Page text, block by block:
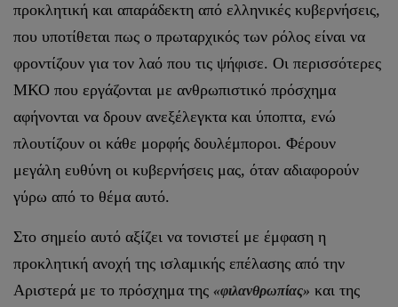
προκλητική και απαράδεκτη από ελληνικές κυβερνήσεις,
που υποτίθεται πως ο πρωταρχικός των ρόλος είναι να
φροντίζουν για τον λαό που τις ψήφισε. Οι περισσότερες
ΜΚΟ που εργάζονται με ανθρωπιστικό πρόσχημα
αφήνονται να δρουν ανεξέλεγκτα και ύποπτα, ενώ
πλουτίζουν οι κάθε μορφής δουλέμποροι. Φέρουν
μεγάλη ευθύνη οι κυβερνήσεις μας, όταν αδιαφορούν
γύρω από το θέμα αυτό.
Στο σημείο αυτό αξίζει να τονιστεί με έμφαση η
προκλητική ανοχή της ισλαμικής επέλασης από την
Αριστερά με το πρόσχημα της «φιλανθρωπίας» και της